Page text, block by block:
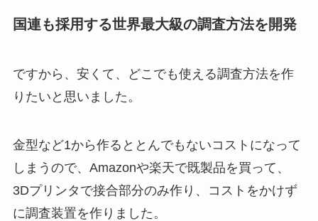
国連も採用する世界最大級の調査方法を開発
ですから、安くて、どこでも使える調査方法を作
りたいと思いました。
金型など1から作るととんでもないコストになって
しまうので、Amazonや楽天で既製品を買って、
3Dプリンタで接合部分のみ作り、コストをかけず
に調査装置を作りました。